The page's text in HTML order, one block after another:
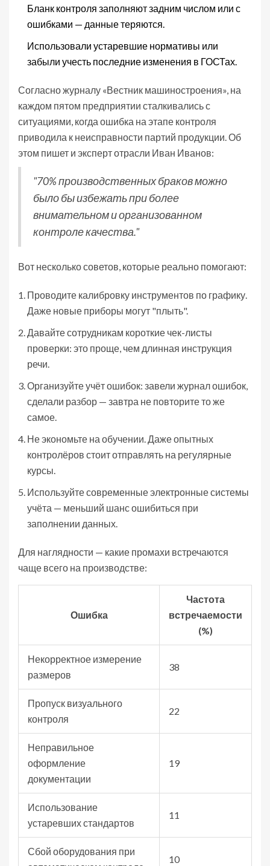
Бланк контроля заполняют задним числом или с
ошибками — данные теряются.
Использовали устаревшие нормативы или
забыли учесть последние изменения в ГОСТах.
Согласно журналу «Вестник машиностроения», на
каждом пятом предприятии сталкивались с
ситуациями, когда ошибка на этапе контроля
приводила к неисправности партий продукции. Об
этом пишет и эксперт отрасли Иван Иванов:
"70% производственных браков можно
было бы избежать при более
внимательном и организованном
контроле качества."
Вот несколько советов, которые реально помогают:
Проводите калибровку инструментов по графику.
Даже новые приборы могут "плыть".
Давайте сотрудникам короткие чек-листы
проверки: это проще, чем длинная инструкция
речи.
Организуйте учёт ошибок: завели журнал ошибок,
сделали разбор — завтра не повторите то же
самое.
Не экономьте на обучении. Даже опытных
контролёров стоит отправлять на регулярные
курсы.
Используйте современные электронные системы
учёта — меньший шанс ошибиться при
заполнении данных.
Для наглядности — какие промахи встречаются
чаще всего на производстве:
Ошибка
Частота
встречаемости
(%)
Некорректное измерение
размеров
38
Пропуск визуального
контроля
22
Неправильное
оформление
документации
19
Использование
устаревших стандартов
11
Сбой оборудования при
10